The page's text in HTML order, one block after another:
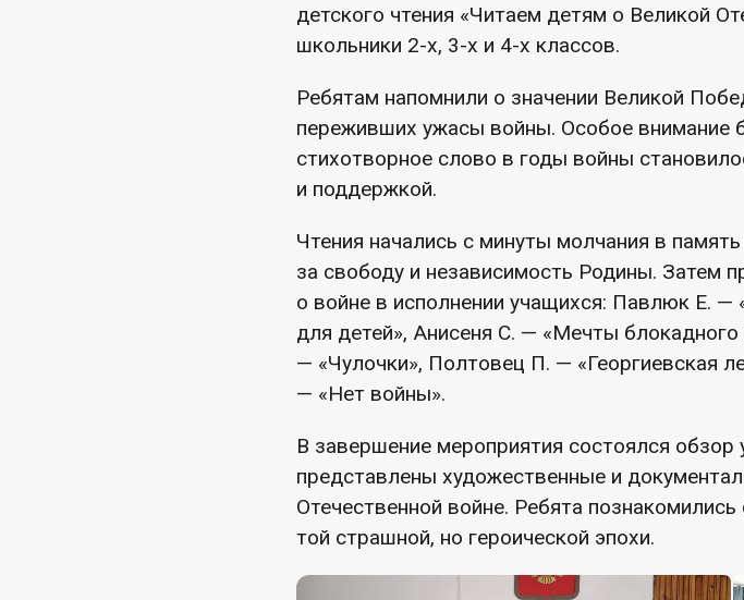
детского чтения «Читаем детям о Великой
школьники 2-х, 3-х и 4-х классов.
Ребятам напомнили о значении Великой
переживших ужасы войны. Особое внимание
стихотворное слово в годы войны
и поддержкой.
Чтения начались с минуты молчания в
за свободу и независимость Родины. Затем
о войне в исполнении учащихся: Павлюк Е.
для детей», Анисеня С. — «Мечты
— «Чулочки», Полтовец П. — «Георгиевская
— «Нет войны».
В завершение мероприятия состоялся
представлены художественные и
Отечественной войне. Ребята
той страшной, но героической эпохи.